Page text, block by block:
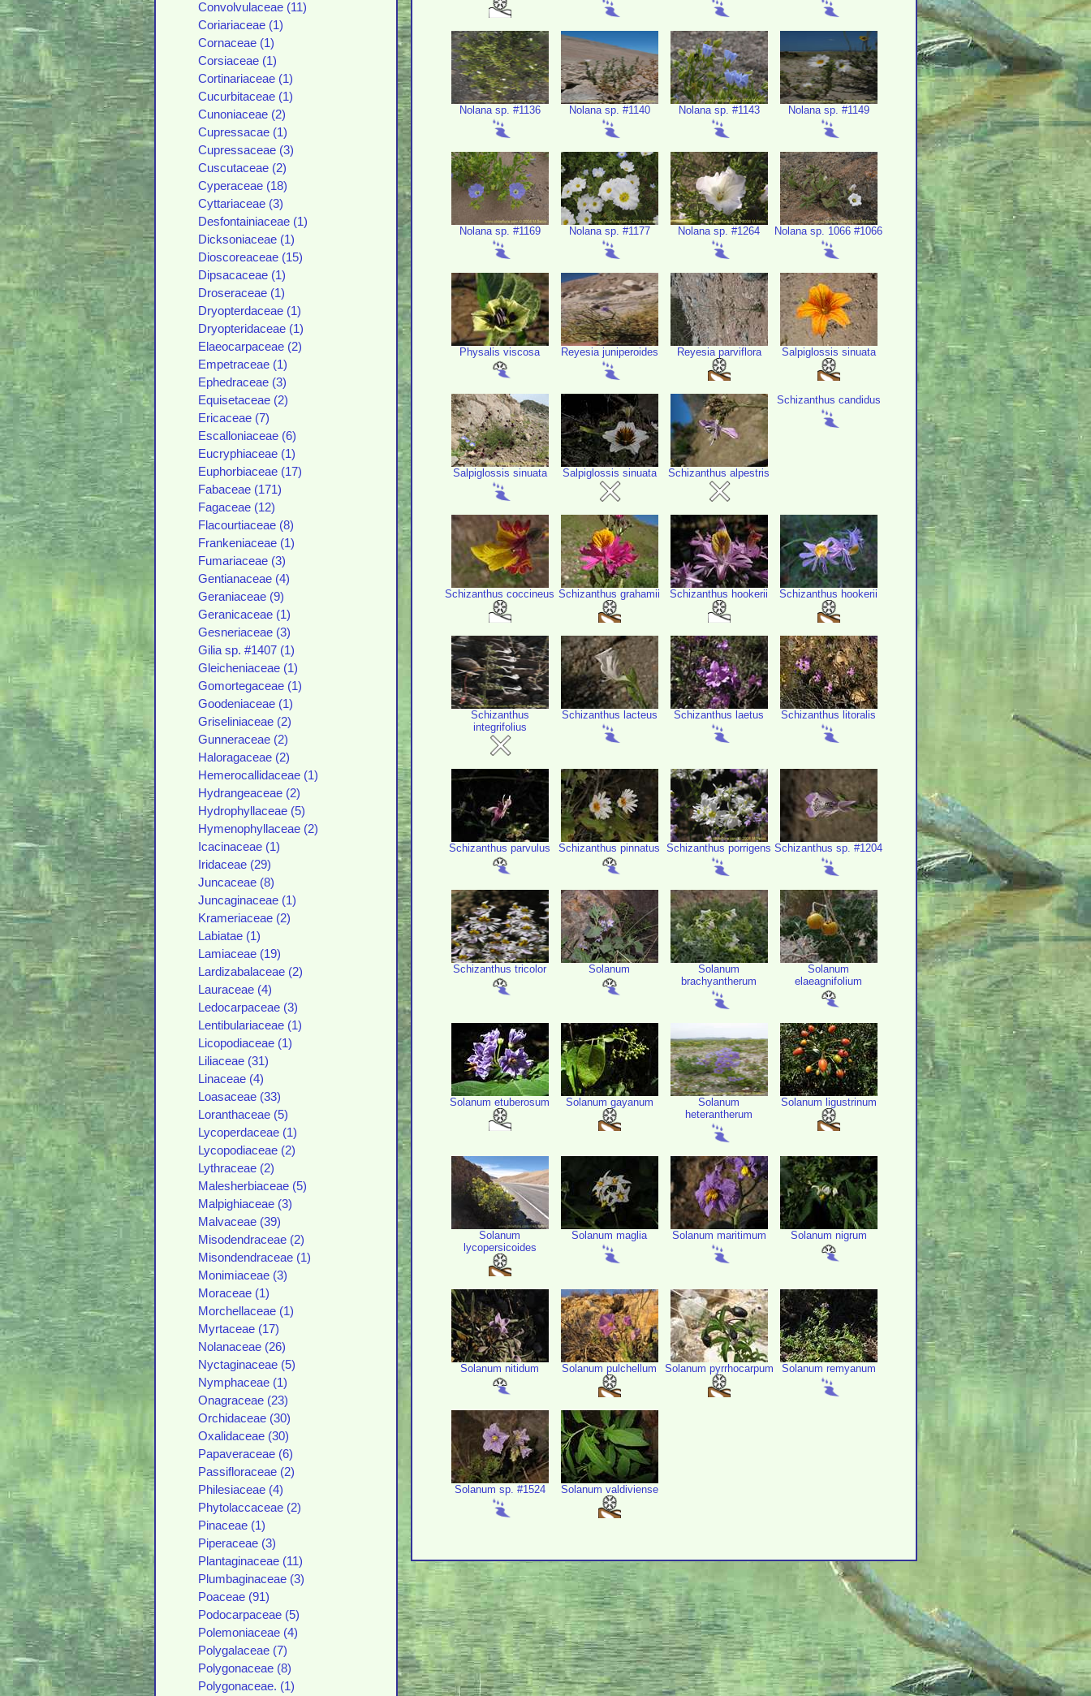
Convolvulaceae (11)
Coriariaceae (1)
Cornaceae (1)
Corsiaceae (1)
Cortinariaceae (1)
Cucurbitaceae (1)
Cunoniaceae (2)
Cupressacae (1)
Cupressaceae (3)
Cuscutaceae (2)
Cyperaceae (18)
Cyttariaceae (3)
Desfontainiaceae (1)
Dicksoniaceae (1)
Dioscoreaceae (15)
Dipsacaceae (1)
Droseraceae (1)
Dryopterdaceae (1)
Dryopteridaceae (1)
Elaeocarpaceae (2)
Empetraceae (1)
Ephedraceae (3)
Equisetaceae (2)
Ericaceae (7)
Escalloniaceae (6)
Eucryphiaceae (1)
Euphorbiaceae (17)
Fabaceae (171)
Fagaceae (12)
Flacourtiaceae (8)
Frankeniaceae (1)
Fumariaceae (3)
Gentianaceae (4)
Geraniaceae (9)
Geranicaceae (1)
Gesneriaceae (3)
Gilia sp. #1407 (1)
Gleicheniaceae (1)
Gomortegaceae (1)
Goodeniaceae (1)
Griseliniaceae (2)
Gunneraceae (2)
Haloragaceae (2)
Hemerocallidaceae (1)
Hydrangeaceae (2)
Hydrophyllaceae (5)
Hymenophyllaceae (2)
Icacinaceae (1)
Iridaceae (29)
Juncaceae (8)
Juncaginaceae (1)
Krameriaceae (2)
Labiatae (1)
Lamiaceae (19)
Lardizabalaceae (2)
Lauraceae (4)
Ledocarpaceae (3)
Lentibulariaceae (1)
Licopodiaceae (1)
Liliaceae (31)
Linaceae (4)
Loasaceae (33)
Loranthaceae (5)
Lycoperdaceae (1)
Lycopodiaceae (2)
Lythraceae (2)
Malesherbiaceae (5)
Malpighiaceae (3)
Malvaceae (39)
Misodendraceae (2)
Misondendraceae (1)
Monimiaceae (3)
Moraceae (1)
Morchellaceae (1)
Myrtaceae (17)
Nolanaceae (26)
Nyctaginaceae (5)
Nymphaceae (1)
Onagraceae (23)
Orchidaceae (30)
Oxalidaceae (30)
Papaveraceae (6)
Passifloraceae (2)
Philesiaceae (4)
Phytolaccaceae (2)
Pinaceae (1)
Piperaceae (3)
Plantaginaceae (11)
Plumbaginaceae (3)
Poaceae (91)
Podocarpaceae (5)
Polemoniaceae (4)
Polygalaceae (7)
Polygonaceae (8)
Polygonaceae. (1)
Nolana sp. #1136 Nolana sp. #1140 Nolana sp. #1143 Nolana sp. #1149
Nolana sp. #1169 Nolana sp. #1177 Nolana sp. #1264 Nolana sp. 1066 #1066
Physalis viscosa Reyesia juniperoides Reyesia parviflora Salpiglossis sinuata
Salpiglossis sinuata Salpiglossis sinuata Schizanthus alpestris
Schizanthus candidus
Schizanthus coccineus Schizanthus grahamii Schizanthus hookerii Schizanthus hookerii
Schizanthus
integrifolius
Schizanthus lacteus Schizanthus laetus Schizanthus litoralis
Schizanthus parvulus Schizanthus pinnatus Schizanthus porrigens Schizanthus sp. #1204
Schizanthus tricolor Solanum
Solanum
brachyantherum
Solanum
elaeagnifolium
Solanum etuberosum Solanum gayanum
Solanum
heterantherum
Solanum ligustrinum
Solanum
lycopersicoides
Solanum maglia Solanum maritimum Solanum nigrum
Solanum nitidum Solanum pulchellum Solanum pyrrhocarpum Solanum remyanum
Solanum sp. #1524 Solanum valdiviense